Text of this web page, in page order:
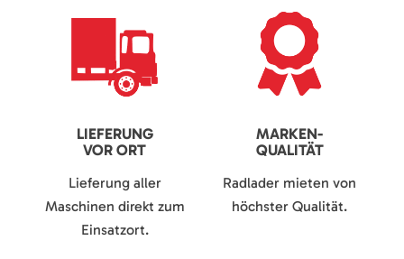
LIEFERUNG
VOR ORT
Lieferung aller
Maschinen direkt zum
Einsatzort.
MARKEN-
QUALITÄT
Radlader mieten von
höchster Qualität.